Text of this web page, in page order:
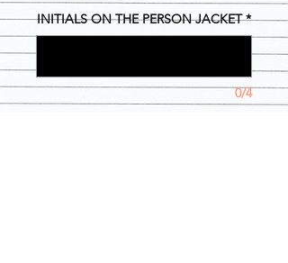
INITIALS ON THE PERSON JACKET *
0/4